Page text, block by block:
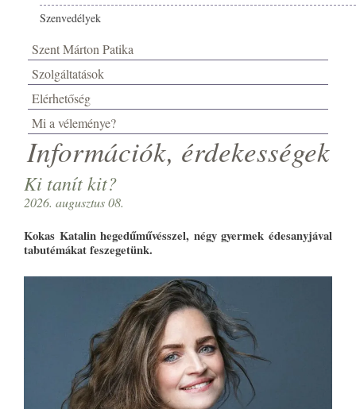
Szenvedélyek
Szent Márton Patika
Szolgáltatások
Elérhetőség
Mi a véleménye?
Információk, érdekességek
Ki tanít kit?
2026. augusztus 08.
Kokas Katalin hegedűművésszel, négy gyermek édesanyjával
tabutémákat feszegetünk.